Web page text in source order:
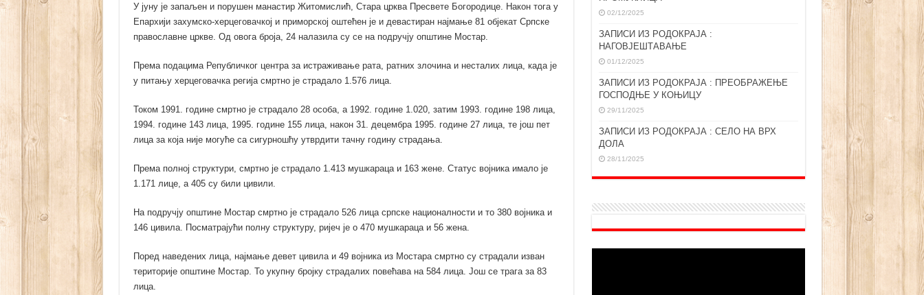
У јуну је запаљен и порушен манастир Житомислић, Стара црква Пресвете Богородице. Након тога у
Епархији захумско-херцеговачкој и приморској оштећен је и девастиран најмање 81 објекат Српске
православне цркве. Од овога броја, 24 налазила су се на подручју општине Мостар.
Према подацима Републичког центра за истраживање рата, ратних злочина и несталих лица, када је
у питању херцеговачка регија смртно је страдало 1.576 лица.
Током 1991. године смртно је страдало 28 особа, а 1992. године 1.020, затим 1993. године 198 лица,
1994. године 143 лица, 1995. године 155 лица, након 31. децембра 1995. године 27 лица, те још пет
лица за која није могуће са сигурношћу утврдити тачну годину страдања.
Према полној структури, смртно је страдало 1.413 мушкараца и 163 жене. Статус војника имало је
1.171 лице, а 405 су били цивили.
На подручју општине Мостар смртно је страдало 526 лица српске националности и то 380 војника и
146 цивила. Посматрајући полну структуру, ријеч је о 470 мушкараца и 56 жена.
Поред наведених лица, најмање девет цивила и 49 војника из Мостара смртно су страдали изван
територије општине Мостар. То укупну бројку страдалих повећава на 584 лица. Још се трага за 83
лица.
02/12/2025
ЗАПИСИ ИЗ РОДОКРАЈА :
НАГОВЈЕШТАВАЊЕ
01/12/2025
ЗАПИСИ ИЗ РОДОКРАЈА : ПРЕОБРАЖЕЊЕ
ГОСПОДЊЕ У КОЊИЦУ
29/11/2025
ЗАПИСИ ИЗ РОДОКРАЈА : СЕЛО НА ВРХ
ДОЛА
28/11/2025